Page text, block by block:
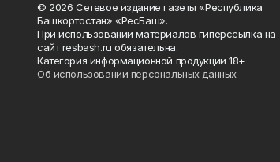
© 2026 Сетевое издание газеты «Республика
Башкортостан» «РесБаш».
При использовании материалов гиперссылка на
сайт resbash.ru обязательна.
Категория информационной продукции 18+
Об использовании персональных данных